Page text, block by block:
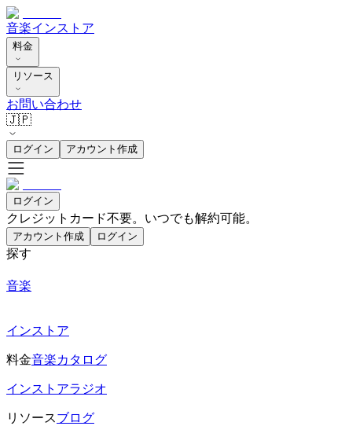
音楽インストア
料金
リソース
お問い合わせ
🇯🇵
ログイン アカウント作成
ログイン
クレジットカード不要。いつでも解約可能。
アカウント作成 ログイン
探す
音楽
インストア
料金音楽カタログ
インストアラジオ
リソースブログ